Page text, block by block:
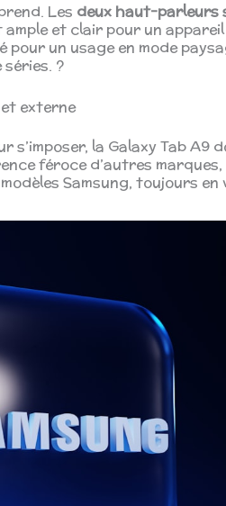
Les deux haut-parleurs
et clair pour un
un usage en mode
séries. ?
externe
la Galaxy Tab A9
féroce d’autres
Samsung, toujours en